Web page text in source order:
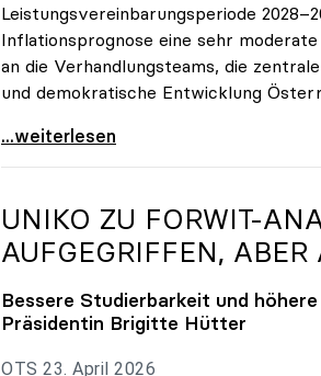
Leistungsvereinbarungsperiode
Inflationsprognose eine sehr
an die Verhandlungsteams, die
und demokratische Entwicklung
uniko zu Budgetverhandlungen:
...weiterlesen
UNIKO ZU FORWIT-
AUFGEGRIFFEN,
Bessere Studierbarkeit und
Präsidentin Brigitte Hütter
OTS 23. April 2026